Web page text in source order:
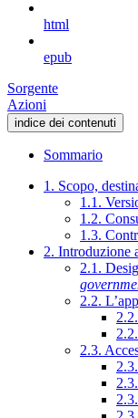
html
epub
Sorgente
Azioni
indice dei contenuti
Sommario
1. Scopo,
1.1.
1.2.
1.3.
2. Introduzione
2.1.
2.2.
2.3.